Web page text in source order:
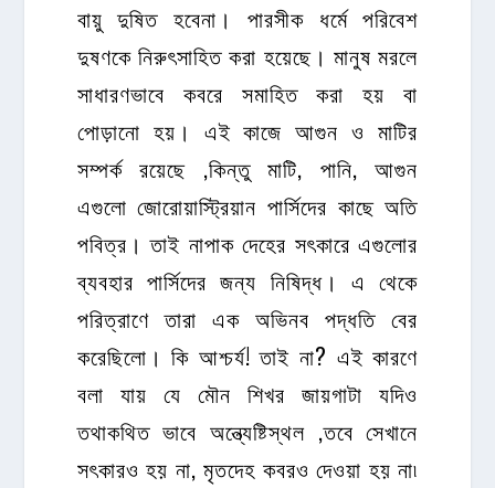
বায়ু দুষিত হবেনা। পারসীক ধর্মে পরিবেশ
দুষণকে নিরুৎসাহিত করা হয়েছে। মানুষ মরলে
সাধারণভাবে কবরে সমাহিত করা হয় বা
পোড়ানো হয়। এই কাজে আগুন ও মাটির
সম্পর্ক রয়েছে ,কিন্তু মাটি, পানি, আগুন
এগুলো জোরোয়াস্ট্রিয়ান পার্সিদের কাছে অতি
পবিত্র। তাই নাপাক দেহের সৎকারে এগুলোর
ব্যবহার পার্সিদের জন্য নিষিদ্ধ। এ থেকে
পরিত্রাণে তারা এক অভিনব পদ্ধতি বের
করেছিলো। কি আশ্চর্য! তাই না? এই কারণে
বলা যায় যে মৌন শিখর জায়গাটা যদিও
তথাকথিত ভাবে অন্ত্যেষ্টিস্থল ,তবে সেখানে
সৎকারও হয় না, মৃতদেহ কবরও দেওয়া হয় না৷